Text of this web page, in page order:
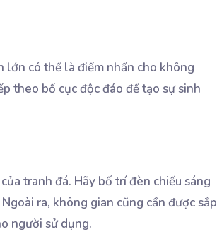
lớn có thể là điểm nhấn cho không
theo bố cục độc đáo để tạo sự sinh
tranh đá. Hãy bố trí đèn chiếu sáng
ra, không gian cũng cần được sắp
người sử dụng.